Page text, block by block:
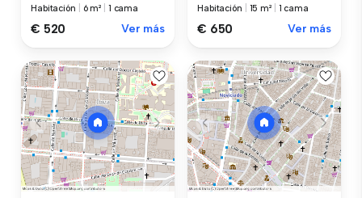
Habitación 6 m² 1 cama
€ 520 Ver más
Habitación 15 m² 1 cama
€ 650 Ver más